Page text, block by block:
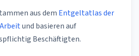
aus dem Entgeltatlas der
und basieren auf
Beschäftigten.